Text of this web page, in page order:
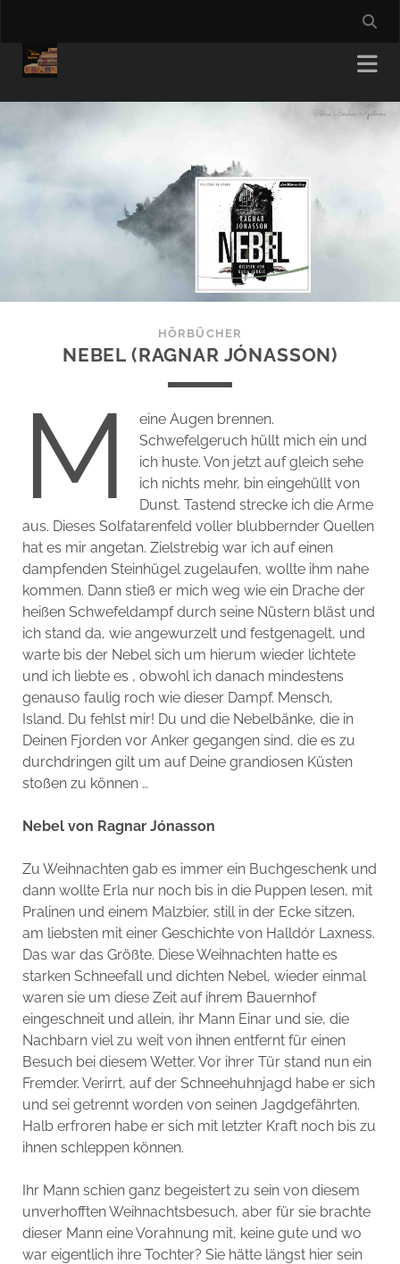
HÖRBÜCHER
NEBEL (RAGNAR JÓNASSON)
M
eine Augen brennen.
Schwefelgeruch hüllt mich ein und
ich huste. Von jetzt auf gleich sehe
ich nichts mehr, bin eingehüllt von
Dunst. Tastend strecke ich die Arme
aus. Dieses Solfatarenfeld voller blubbernder Quellen
hat es mir angetan. Zielstrebig war ich auf einen
dampfenden Steinhügel zugelaufen, wollte ihm nahe
kommen. Dann stieß er mich weg wie ein Drache der
heißen Schwefeldampf durch seine Nüstern bläst und
ich stand da, wie angewurzelt und festgenagelt, und
warte bis der Nebel sich um hierum wieder lichtete
und ich liebte es , obwohl ich danach mindestens
genauso faulig roch wie dieser Dampf. Mensch,
Island. Du fehlst mir! Du und die Nebelbänke, die in
Deinen Fjorden vor Anker gegangen sind, die es zu
durchdringen gilt um auf Deine grandiosen Küsten
stoßen zu können …
Nebel von Ragnar Jónasson
Zu Weihnachten gab es immer ein Buchgeschenk und
dann wollte Erla nur noch bis in die Puppen lesen, mit
Pralinen und einem Malzbier, still in der Ecke sitzen,
am liebsten mit einer Geschichte von Halldór Laxness.
Das war das Größte. Diese Weihnachten hatte es
starken Schneefall und dichten Nebel, wieder einmal
waren sie um diese Zeit auf ihrem Bauernhof
eingeschneit und allein, ihr Mann Einar und sie, die
Nachbarn viel zu weit von ihnen entfernt für einen
Besuch bei diesem Wetter. Vor ihrer Tür stand nun ein
Fremder. Verirrt, auf der Schneehuhnjagd habe er sich
und sei getrennt worden von seinen Jagdgefährten.
Halb erfroren habe er sich mit letzter Kraft noch bis zu
ihnen schleppen können.
Ihr Mann schien ganz begeistert zu sein von diesem
unverhofften Weihnachtsbesuch, aber für sie brachte
dieser Mann eine Vorahnung mit, keine gute und wo
war eigentlich ihre Tochter? Sie hätte längst hier sein